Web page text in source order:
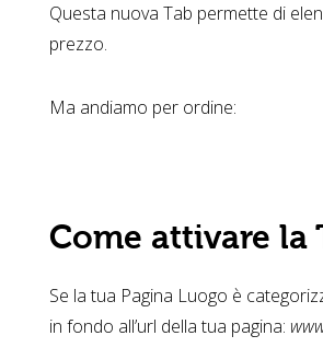
Questa nuova Tab permette di
prezzo.
Ma andiamo per ordine:
Come attivare la
Se la tua Pagina Luogo è
in fondo all’url della tua pagina: